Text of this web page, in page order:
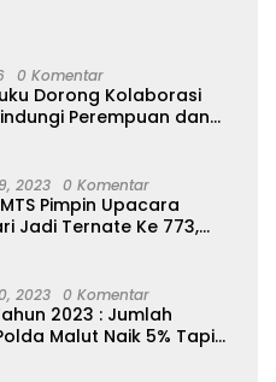
0 Komentar
Dorong Kolaborasi
Perempuan dan
2023 0 Komentar
Pimpin Upacara
Jadi Ternate Ke 773,
2023 0 Komentar
2023 : Jumlah
Malut Naik 5% Tapi